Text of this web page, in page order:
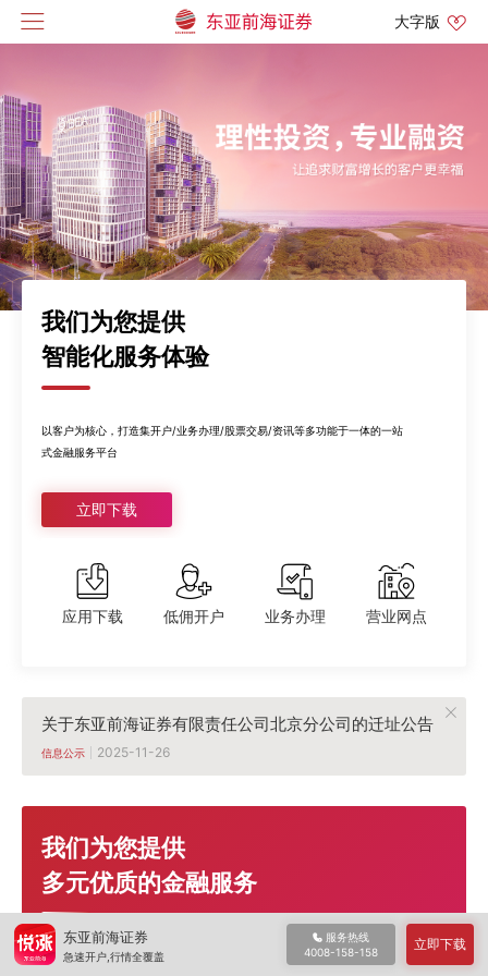
大字版
我们为您提供
智能化服务体验
以客户为核心，打造集开户/业务办理/股票交易/资讯等多功能于一体的一站
式金融服务平台
立即下载
应用下载 低佣开户 业务办理 营业网点
关于东亚前海证券有限责任公司北京分公司的迁址公告
信息公示 2025-11-26
我们为您提供
多元优质的金融服务
理性投资，专业融资
立即下载
服务热线
4008-158-158
东亚前海证券
急速开户,行情全覆盖